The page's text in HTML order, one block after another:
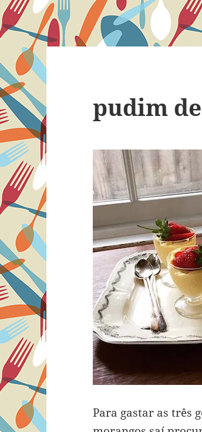
pudim
Para gastar as três